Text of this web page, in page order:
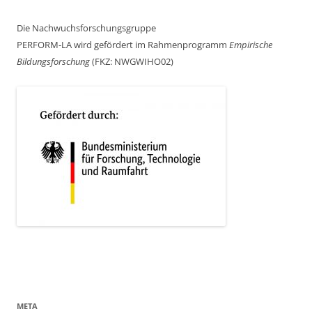
Die Nachwuchsforschungsgruppe
PERFORM-LA wird gefördert im Rahmenprogramm Empirische
Bildungsforschung(FKZ: NWGWIHO02)
META